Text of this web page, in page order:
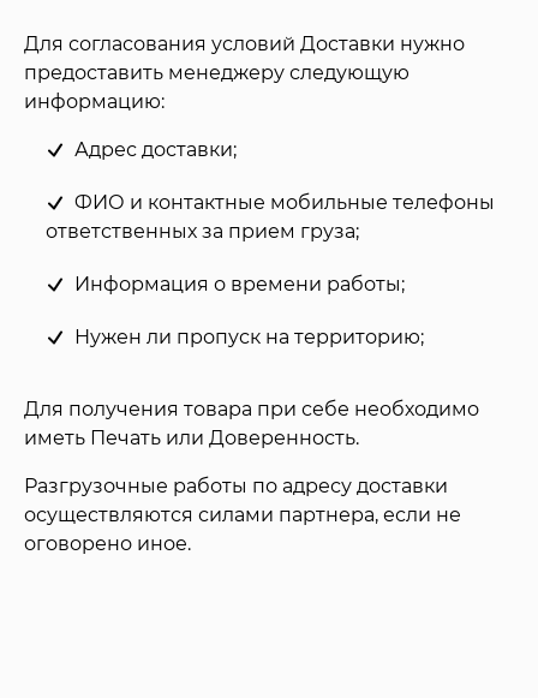
Для согласования условий Доставки нужно
предоставить менеджеру следующую
информацию:
Адрес доставки;
ФИО и контактные мобильные телефоны
ответственных за прием груза;
Информация о времени работы;
Нужен ли пропуск на территорию;
Для получения товара при себе необходимо
иметь Печать или Доверенность.
Разгрузочные работы по адресу доставки
осуществляются силами партнера, если не
оговорено иное.